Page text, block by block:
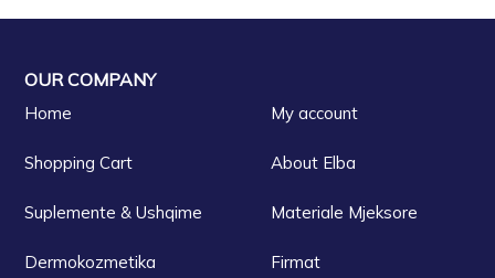
OUR COMPANY
Home My account
Shopping Cart About Elba
Suplemente & Ushqime Materiale Mjeksore
Dermokozmetika Firmat